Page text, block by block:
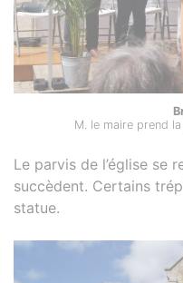
M. le maire prend
Le parvis de l’église se
succèdent. Certains
statue.